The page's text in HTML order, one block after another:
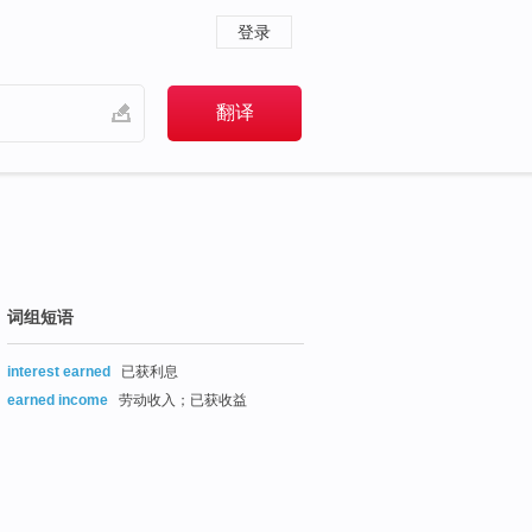
登录
词组短语
interest earned
已获利息
earned income
劳动收入；已获收益